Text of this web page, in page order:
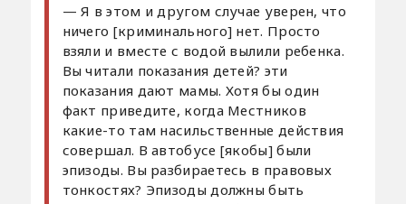
— Я в этом и другом случае уверен, что
ничего [криминального] нет. Просто
взяли и вместе с водой вылили ребенка.
Вы читали показания детей? эти
показания дают мамы. Хотя бы один
факт приведите, когда Местников
какие-то там насильственные действия
совершал. В автобусе [якобы] были
эпизоды. Вы разбираетесь в правовых
тонкостях? Эпизоды должны быть